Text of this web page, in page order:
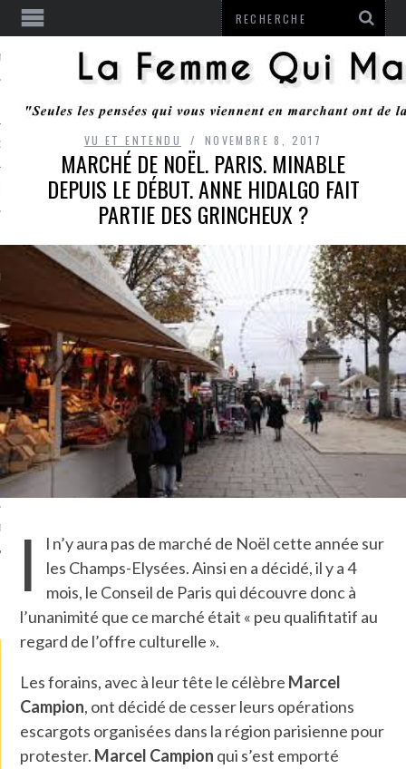
RESTER
MONROZIER
ARCACHON
LA PHOTO
VU ET ENTENDU NOVEMBRE 8, 2017
MARCHÉ DE NOËL. PARIS. MINABLE
DEPUIS LE DÉBUT. ANNE HIDALGO FAIT
PARTIE DES GRINCHEUX ?
I
l n’y aura pas de marché de Noël cette année sur
les Champs-Elysées. Ainsi en a décidé, il y a 4
mois, le Conseil de Paris qui découvre donc à
l’unanimité que ce marché était « peu qualifitatif au
regard de l’offre culturelle ».
Les forains, avec à leur tête le célèbre Marcel
Campion, ont décidé de cesser leurs opérations
escargots organisées dans la région parisienne pour
protester. Marcel Campion qui s’est emporté